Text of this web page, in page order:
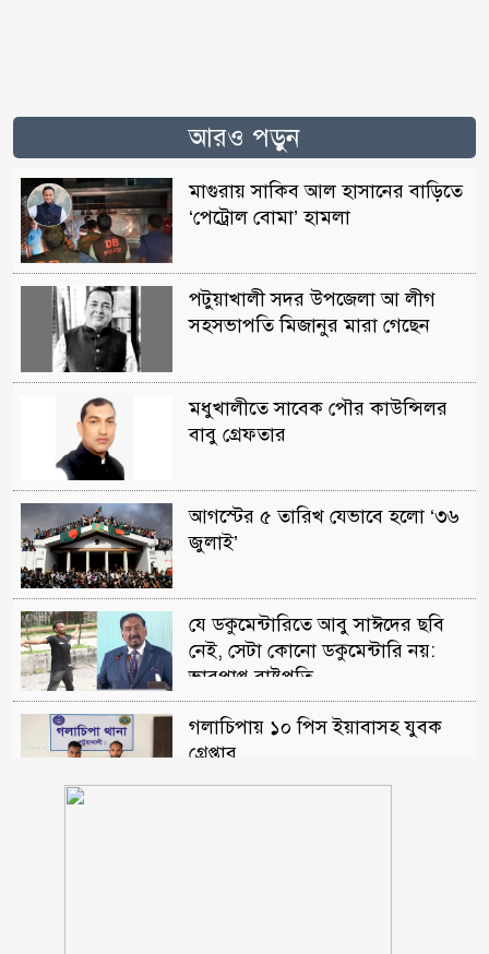
আরও পড়ুন
মাগুরায় সাকিব আল হাসানের বাড়িতে
‘পেট্রোল বোমা’ হামলা
পটুয়াখালী সদর উপজেলা আ লীগ
সহসভাপতি মিজানুর মারা গেছেন
মধুখালীতে সাবেক পৌর কাউন্সিলর
বাবু গ্রেফতার
আগস্টের ৫ তারিখ যেভাবে হলো ‘৩৬
জুলাই’
যে ডকুমেন্টারিতে আবু সাঈদের ছবি
নেই, সেটা কোনো ডকুমেন্টারি নয়:
ভারপ্রাপ্ত রাষ্ট্রপতি
গলাচিপায় ১০ পিস ইয়াবাসহ যুবক
গ্রেপ্তার